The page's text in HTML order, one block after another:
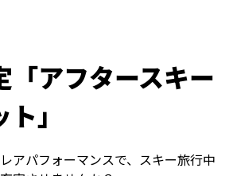
「アフタースキー
」
アパフォーマンスで、スキー旅行中